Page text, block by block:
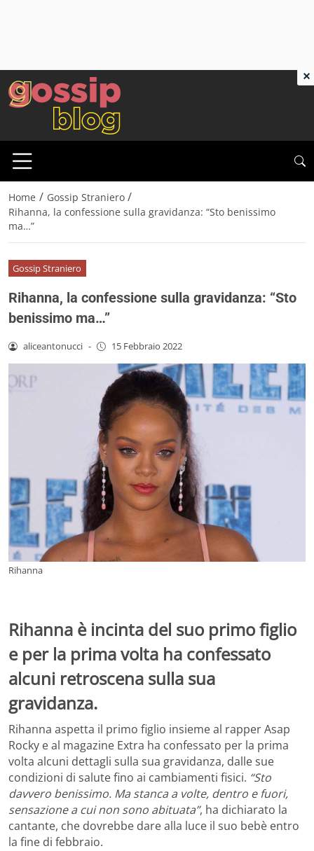
Home / Gossip Straniero /
Rihanna, la confessione sulla gravidanza: “Sto benissimo
ma…”
Gossip Straniero
Rihanna, la confessione sulla gravidanza: “Sto
benissimo ma…”
aliceantonucci - 15 Febbraio 2022
Rihanna
Rihanna è incinta del suo primo figlio
e per la prima volta ha confessato
alcuni retroscena sulla sua
gravidanza.
Rihanna aspetta il primo figlio insieme al rapper Asap
Rocky e al magazine Extra ha confessato per la prima
volta alcuni dettagli sulla sua gravidanza, dalle sue
condizioni di salute fino ai cambiamenti fisici. “Sto
davvero benissimo. Ma stanca a volte, dentro e fuori,
sensazione a cui non sono abituata”, ha dichiarato la
cantante, che dovrebbe dare alla luce il suo bebè entro
la fine di febbraio.
×